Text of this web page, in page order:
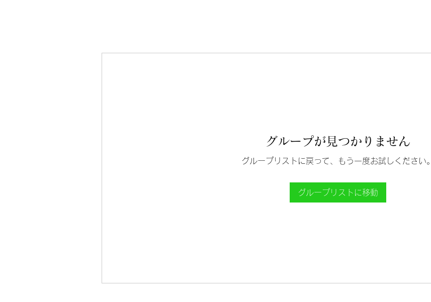
グループが見つかりません
グループリストに戻って、もう一度お試しください。
グループリストに移動